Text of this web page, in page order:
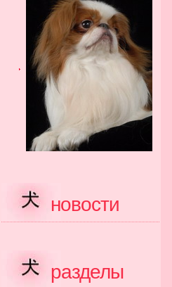
новости
разделы